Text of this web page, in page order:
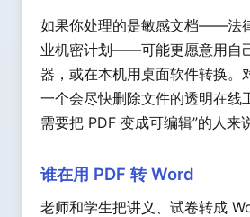
如果你处理的是敏感文档——法
业机密计划——可能更愿意用自
器，或在本机用桌面软件转换。
一个会尽快删除文件的透明在线
需要把 PDF 变成可编辑”的人来
谁在用 PDF 转 Word
老师和学生把讲义、试卷转成